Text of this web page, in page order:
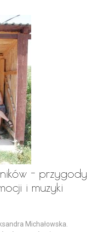
- przygody
i muzyki
Michałowska.